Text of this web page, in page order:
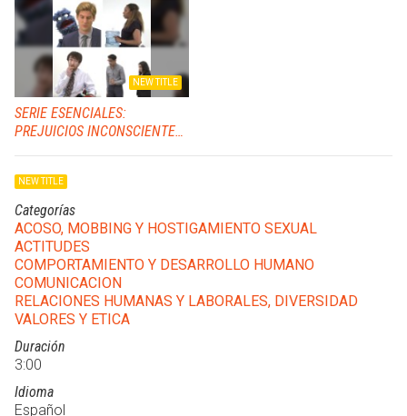
SERIE ESENCIALES:
PREJUICIOS INCONSCIENTES
NEW TITLE
NEW TITLE
Categorías
ACOSO, MOBBING Y HOSTIGAMIENTO SEXUAL
ACTITUDES
COMPORTAMIENTO Y DESARROLLO HUMANO
COMUNICACION
RELACIONES HUMANAS Y LABORALES, DIVERSIDAD
VALORES Y ETICA
Duración
3:00
Idioma
Español